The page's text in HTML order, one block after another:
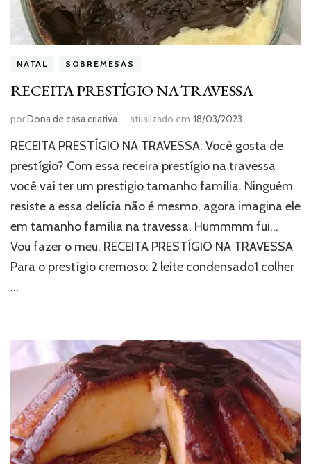
NATAL SOBREMESAS
RECEITA PRESTÍGIO NA TRAVESSA
porDona de casa criativa atualizado em 18/03/2023
RECEITA PRESTÍGIO NA TRAVESSA: Você gosta de
prestígio? Com essa receira prestígio na travessa
você vai ter um prestigio tamanho família. Ninguém
resiste a essa delícia não é mesmo, agora imagina ele
em tamanho família na travessa. Hummmm fui…
Vou fazer o meu. RECEITA PRESTÍGIO NA TRAVESSA
Para o prestígio cremoso: 2 leite condensado1 colher
…